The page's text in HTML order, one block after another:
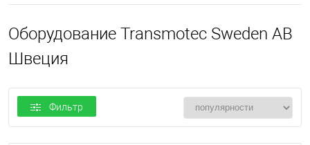
Оборудование Transmotec Sweden AB
Швеция
Фильтр